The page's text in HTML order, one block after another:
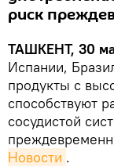
риск
ТАШКЕНТ, 30
Испании,
продукты с
способствуют
сосудистой
Новости .